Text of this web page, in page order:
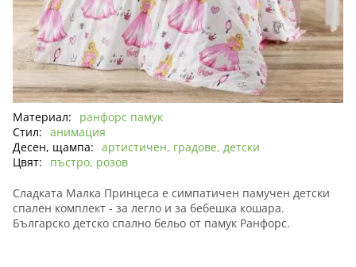
Материал:
ранфорс памук
Стил: анимация
Десен, щампа: артистичен, градове, детски
Цвят:
пъстро, розов
Сладката Малка Принцеса е симпатичен памучен детски
спален комплект - за легло и за бебешка кошара.
Българско детско спално бельо от памук Ранфорс.